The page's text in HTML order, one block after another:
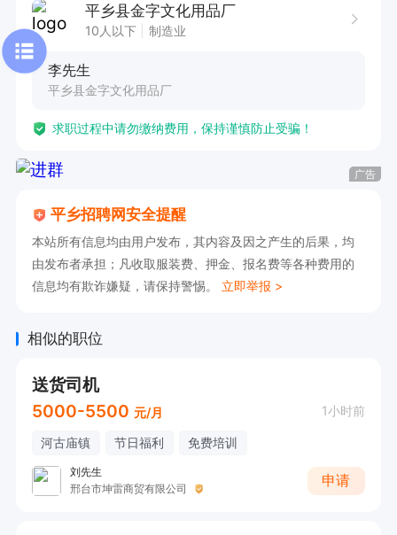
平乡县金字文化用品厂
10人以下 制造业
李先生
平乡县金字文化用品厂
求职过程中请勿缴纳费用，保持谨慎防止受骗！
广告
平乡招聘网安全提醒
本站所有信息均由用户发布，其内容及因之产生的后果，均
由发布者承担；凡收取服装费、押金、报名费等各种费用的
信息均有欺诈嫌疑，请保持警惕。 立即举报 >
相似的职位
送货司机
5000-5500 元/月 1小时前
河古庙镇 节日福利 免费培训
刘先生
邢台市坤雷商贸有限公司
申请